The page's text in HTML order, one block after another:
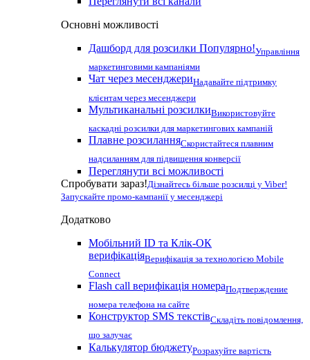
Основні можливості
Дашборд для розсилки Популярно!Управління
маркетинговими кампаніями
Чат через месенджериНадавайте підтримку
клієнтам через месенджери
Мультиканальні розсилкиВикористовуйте
каскадні розсилки для маркетингових кампаній
Плавне розсиланняСкористайтеся плавним
надсиланням для підвищення конверсії
Переглянути всі можливості
Спробувати зараз!Дізнайтесь більше розсилці у Viber!
Запускайте промо-кампанії у месенджері
Додатково
Мобільний ID та Клік-ОК
верифікаціяВерифікація за технологією Mobile
Connect
Flash call верифікація номераПодтверждение
номера телефона на сайте
Конструктор SMS текстівСкладіть повідомлення,
що залучає
Калькулятор бюджетуРозрахуйте вартість